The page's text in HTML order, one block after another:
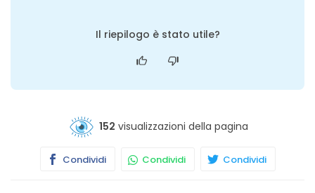
Il riepilogo è stato utile?
152 visualizzazioni della pagina
Condividi Condividi Condividi